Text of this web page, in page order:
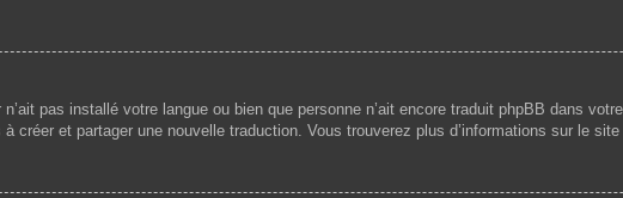
pas installé votre langue ou bien que personne n’ait encore traduit phpBB dans
créer et partager une nouvelle traduction. Vous trouverez plus d’informations sur le